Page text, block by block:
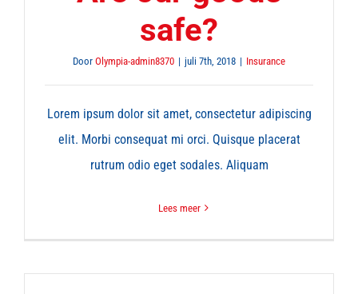
safe?
Door Olympia-admin8370 | juli 7th, 2018 | Insurance
Lorem ipsum dolor sit amet, consectetur adipiscing
elit. Morbi consequat mi orci. Quisque placerat
rutrum odio eget sodales. Aliquam
Lees meer